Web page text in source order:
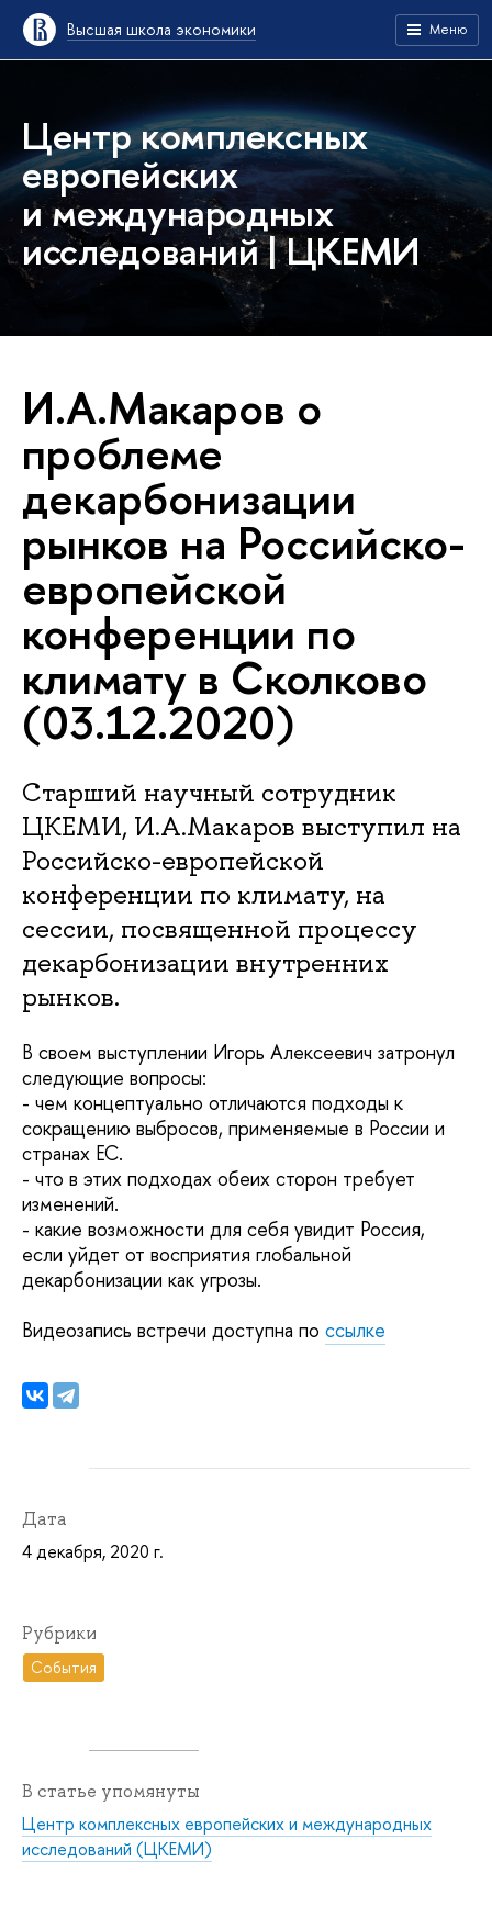
Высшая школа экономики Меню
Центр комплексных
европейских
и международных
исследований | ЦКЕМИ
И.А.Макаров о
проблеме
декарбонизации
рынков на Российско-
европейской
конференции по
климату в Сколково
(03.12.2020)
Старший научный сотрудник
ЦКЕМИ, И.А.Макаров выступил на
Российско-европейской
конференции по климату, на
сессии, посвященной процессу
декарбонизации внутренних
рынков.
В своем выступлении Игорь Алексеевич затронул
следующие вопросы:
- чем концептуально отличаются подходы к
сокращению выбросов, применяемые в России и
странах ЕС.
- что в этих подходах обеих сторон требует
изменений.
- какие возможности для себя увидит Россия,
если уйдет от восприятия глобальной
декарбонизации как угрозы.
Видеозапись встречи доступна по ссылке
Дата
4 декабря, 2020 г.
Рубрики
События
В статье упомянуты
Центр комплексных европейских и международных
исследований (ЦКЕМИ)